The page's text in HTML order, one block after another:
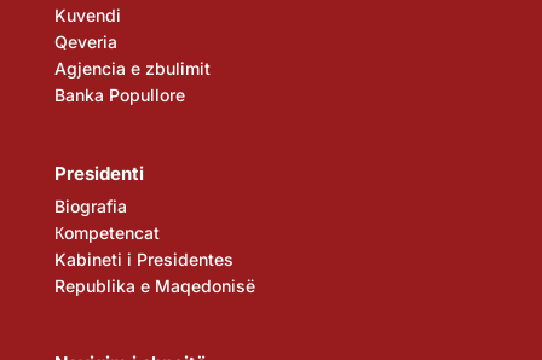
Kuvendi
Qeveria
Agjencia e zbulimit
Banka Popullore
Presidenti
Biografia
Кompetencat
Kabineti i Presidentes
Republika e Maqedonisë